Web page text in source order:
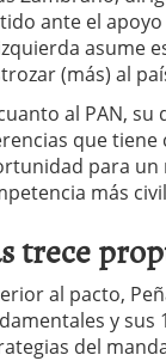
ante el
asume
(más) al
al PAN,
que
para un
más
trece
al pacto,
y sus
del